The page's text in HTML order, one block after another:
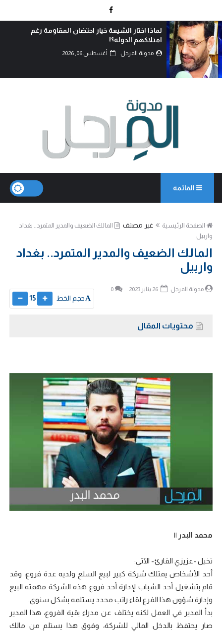
العراق بين الأزمة وخيارات النجاة: كيف يمكن تحويل
التحديات إلى فرصة للإصلا...
مدونة المرجل أغسطس 06, 2026
القائمة
الصفحة الرئيسية غير مصنف
المالك الضعيف والمدير المتمرد.. بغداد
واربيل
المالك الضعيف والمدير المتمرد.. بغداد
واربيل
مدونة المرجل 0
حجم الخط 15
محتويات المقال
محمد البدر ||
تخيل -عزيزي القارئ- الآتي:
أحد الأشخاص يمتلك شركة كبير لبيع السلع ولديه عدة فروع، وقد
قام بتشغيل أحد الشباب لإدارة أحد فروع هذه الشركة مهمته البيع
وإدارة شؤون هذا الفرع لقاء راتب محدد يستلمه بشكل سنوي.
بدأ المدير في العمل لكنه يختلف عن مدراء بقية الفروع، هذا المدير
صار يحتفظ بالدخل المالي للشركة، وفوق هذا يستلم من مالك